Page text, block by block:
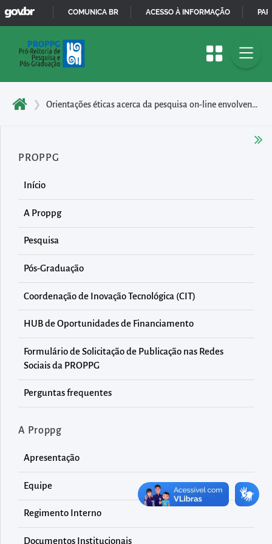
Pular
para
o
início
conteúdo
principal
diretamente
o
menu
principal
Acessar
diretamente
área
para
buscas
internas
Acessar
as
postas
no
rodapé
❯ Orientações éticas acerca da pesquisa on-line envolvendo seres humanos
PROPPG
Início
A Proppg
Pesquisa
Pós-Graduação
Coordenação de Inovação Tecnológica (CIT)
HUB de Oportunidades de Financiamento
Formulário de Solicitação de Publicação nas Redes
Sociais da PROPPG
Perguntas frequentes
A Proppg
Apresentação
Equipe
Regimento Interno
Documentos Institucionais
GOVBR
COMUNICA BR ACESSO À INFORMAÇÃO